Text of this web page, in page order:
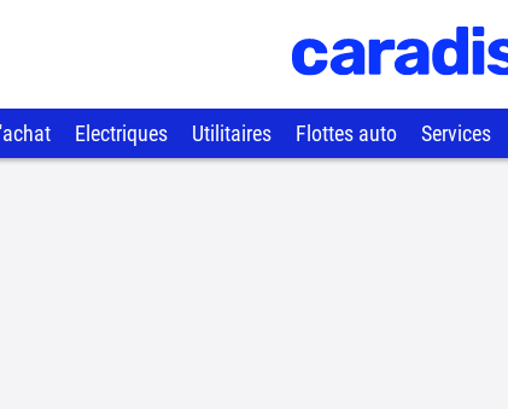
Electriques Utilitaires Flottes auto Services